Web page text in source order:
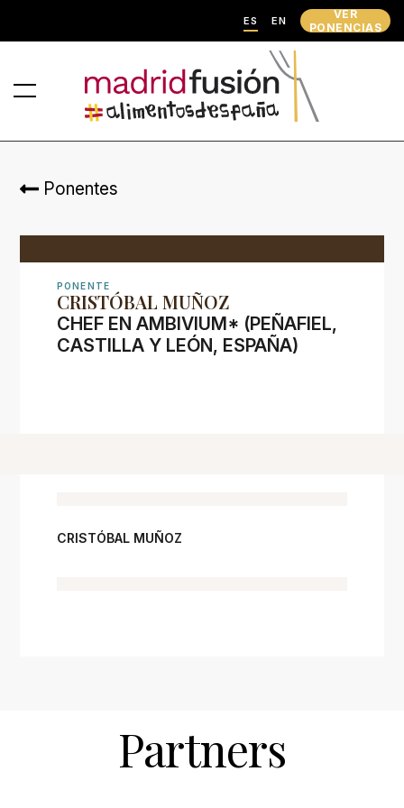
ES EN
VER
PONENCIAS
Ponentes
PONENTE
CRISTÓBAL MUÑOZ
CHEF EN AMBIVIUM* (PEÑAFIEL,
CASTILLA Y LEÓN, ESPAÑA)
CRISTÓBAL MUÑOZ
Partners